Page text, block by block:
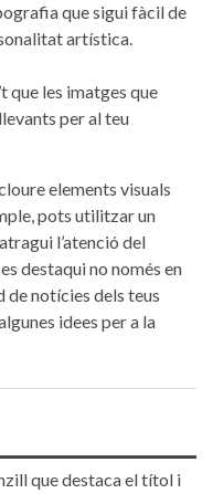
que‍ sigui fàcil⁢ de⁤
artística.
que ⁤les‌ imatges que
per al teu⁤
elements ⁢visuals
‌pots utilitzar un
l’atenció del⁤
destaqui no només⁣ en
de notícies dels teus
idees per a la
que⁣ destaca el ⁢títol i